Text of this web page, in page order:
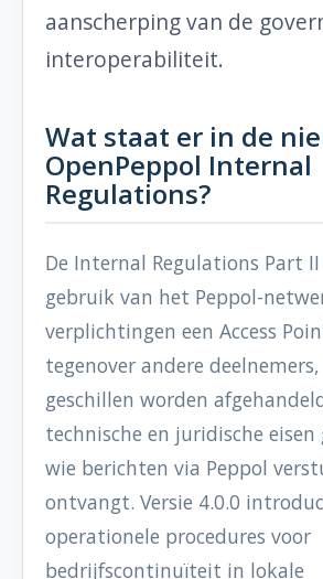
aanscherping van de
interoperabiliteit.
Wat staat er in de
OpenPeppol Internal
Regulations?
De Internal Regulations Part
gebruik van het Peppol-
verplichtingen een Access
tegenover andere
geschillen worden
technische en juridische eisen
wie berichten via Peppol
ontvangt. Versie 4.0.0
operationele procedures voor
bedrijfscontinuïteit in lokale